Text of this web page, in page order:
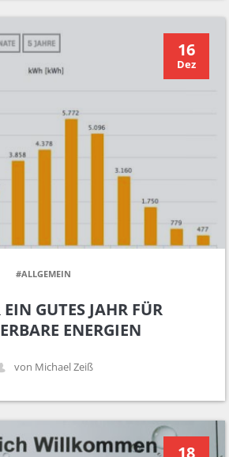
16
Dez
#ALLGEMEIN
GUTES JAHR FÜR
ENERGIEN
von Michael Zeiß
18